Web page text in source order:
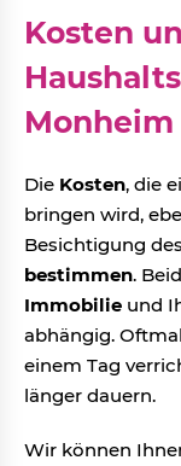
Kosten
Monheim
Die Kosten, die
bringen wird,
Besichtigung
bestimmen.
Immobilie und
abhängig.
einem Tag
länger dauern.
Wir können